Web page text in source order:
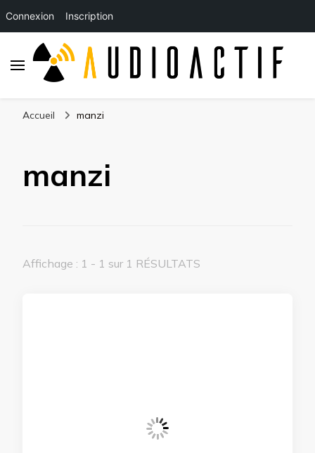
Connexion Inscription
Accueil manzi
manzi
Affichage : 1 - 1 sur 1 RÉSULTATS